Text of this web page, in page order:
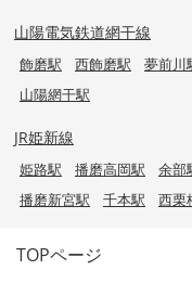
山陽電気鉄道網干線
飾磨駅 西飾磨駅 夢前川
山陽網干駅
JR姫新線
姫路駅 播磨高岡駅 余部
播磨新宮駅
千本駅 西栗
TOPページ